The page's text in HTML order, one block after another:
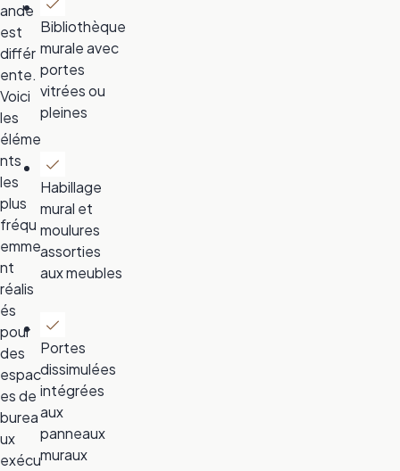
ande
est
différ
ente.
Voici
les
éléme
nts
les
plus
fréqu
emme
nt
réalis
és
pour
des
espac
es de
burea
ux
exécu
Bibliothèque
murale avec
portes
vitrées ou
pleines
Habillage
mural et
moulures
assorties
aux meubles
Portes
dissimulées
intégrées
aux
panneaux
muraux